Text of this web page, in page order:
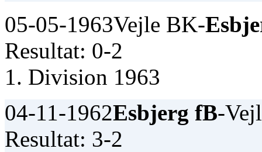
05-05-1963Vejle BK-
Resultat: 0-2
1. Division 1963
04-11-1962Esbjerg fB-
Resultat: 3-2